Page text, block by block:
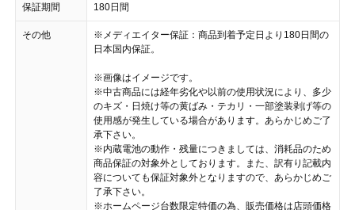
保証期間 180日間
その他
※メディエイター保証：商品到着予定日より180日間の
日本国内保証。
※画像はイメージです。
※中古商品には経年劣化や以前の使用状況により、多少
のキズ・日焼け等の黄ばみ・テカリ・一部塗装剥げ等の
使用感が発生している場合があります。あらかじめご了
承下さい。
※内蔵電池の動作・残量につきましては、消耗品のため
商品保証の対象外としております。また、訳有り記載内
容についても保証対象外となりますので、あらかじめご
了承下さい。
※ホームページ台数限定特価の為、販売価格は店頭価格